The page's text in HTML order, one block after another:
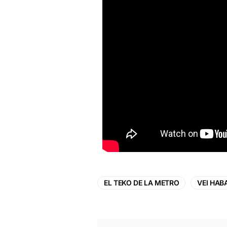
EL TEKO DE LA METRO VEI